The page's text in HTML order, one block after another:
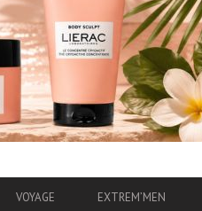
VOYAGE EXTREM’MEN